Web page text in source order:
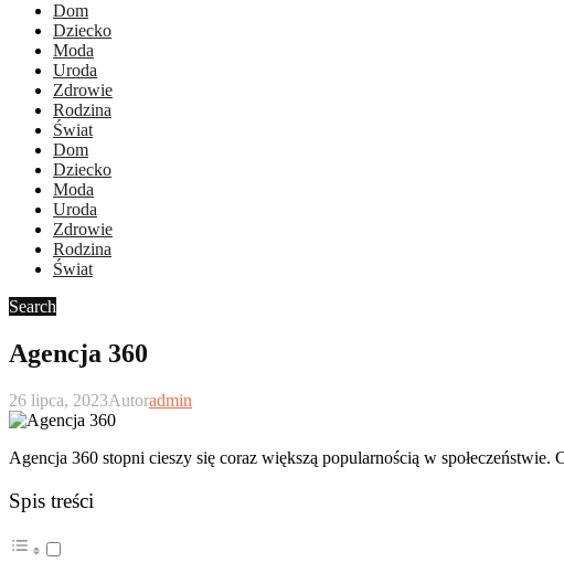
Dom
Dziecko
Moda
Uroda
Zdrowie
Rodzina
Świat
Dom
Dziecko
Moda
Uroda
Zdrowie
Rodzina
Świat
Search
Agencja 360
26 lipca, 2023Autoradmin
Agencja 360 stopni cieszy się coraz większą popularnością w
Spis treści